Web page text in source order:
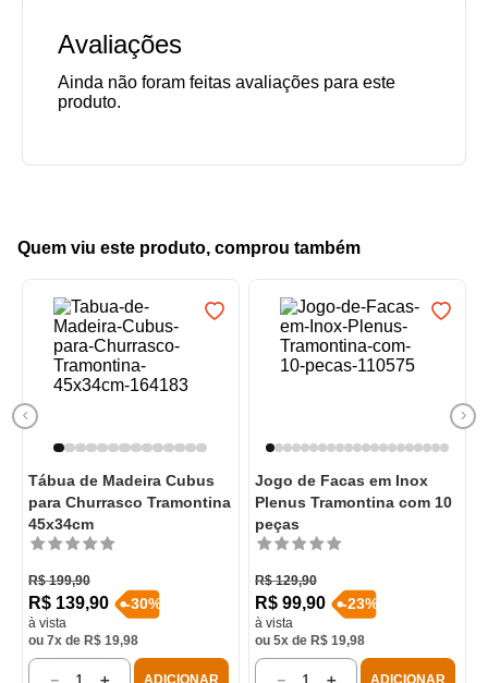
Avaliações
Quem viu este produto, comprou também
Tábua de Madeira Cubus
para Churrasco Tramontina
45x34cm
R$ 199,90
R$ 139,90
à vista
-30%
ou 7x de R$ 19,98
ADICIONAR
Jogo de Facas em Inox
Plenus Tramontina com 10
peças
R$ 129,90
R$ 99,90
à vista
-23%
ou 5x de R$ 19,98
ADICIONAR